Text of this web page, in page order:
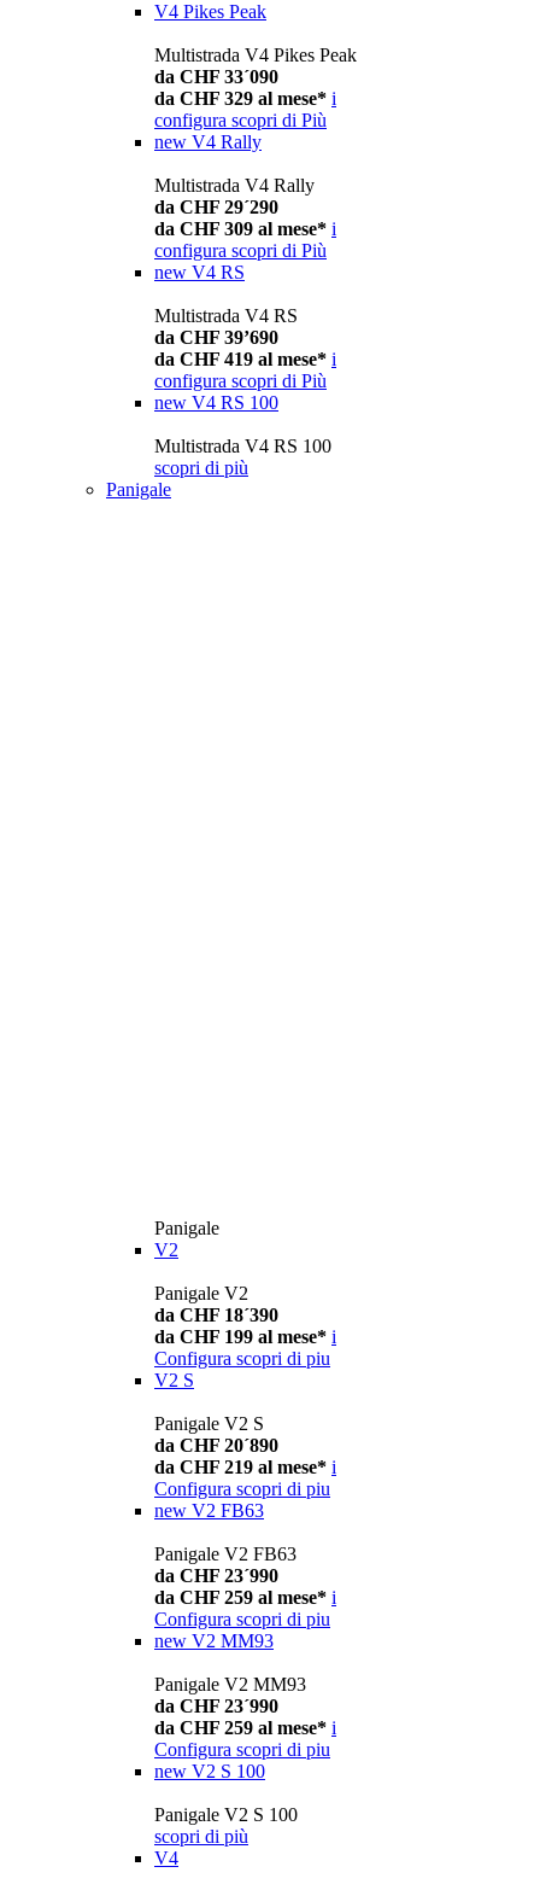
V4 Pikes Peak
Multistrada V4 Pikes Peak
da CHF 33´090
da CHF 329 al mese* i
configura scopri di Più
new V4 Rally
Multistrada V4 Rally
da CHF 29´290
da CHF 309 al mese* i
configura scopri di Più
new V4 RS
Multistrada V4 RS
da CHF 39’690
da CHF 419 al mese* i
configura scopri di Più
new V4 RS 100
Multistrada V4 RS 100
scopri di più
Panigale
Panigale
V2
Panigale V2
da CHF 18´390
da CHF 199 al mese* i
Configura scopri di piu
V2 S
Panigale V2 S
da CHF 20´890
da CHF 219 al mese* i
Configura scopri di piu
new V2 FB63
Panigale V2 FB63
da CHF 23´990
da CHF 259 al mese* i
Configura scopri di piu
new V2 MM93
Panigale V2 MM93
da CHF 23´990
da CHF 259 al mese* i
Configura scopri di piu
new V2 S 100
Panigale V2 S 100
scopri di più
V4